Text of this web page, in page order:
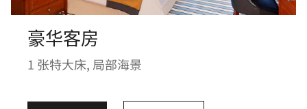
豪华客房
1 张特大床, 局部海景